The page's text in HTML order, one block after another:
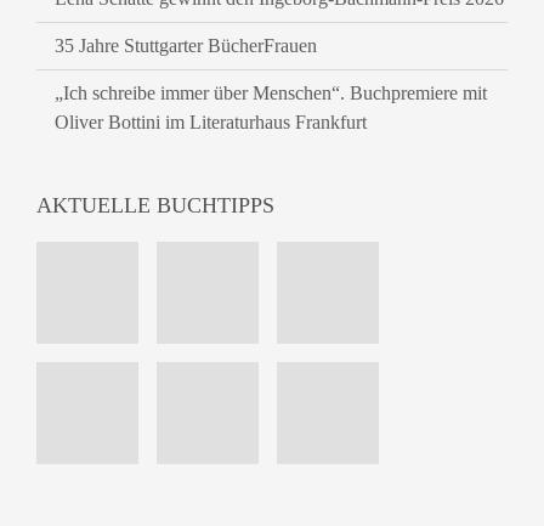
35 Jahre Stuttgarter BücherFrauen
„Ich schreibe immer über Menschen“. Buchpremiere mit
Oliver Bottini im Literaturhaus Frankfurt
AKTUELLE BUCHTIPPS